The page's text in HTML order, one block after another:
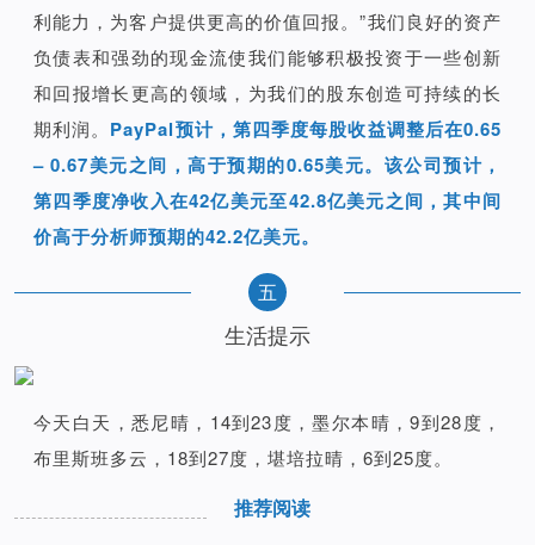
利能力，为客户提供更高的价值回报。”我们良好的资产
负债表和强劲的现金流使我们能够积极投资于一些创新
和回报增长更高的领域，为我们的股东创造可持续的长
期利润。 PayPal预计，第四季度每股收益调整后在0.65
– 0.67美元之间，高于预期的0.65美元。该公司预计，
第四季度净收入在42亿美元至42.8亿美元之间，其中间
价高于分析师预期的42.2亿美元。
五
生活提示
今天白天，悉尼晴，14到23度，墨尔本晴，9到28度，
布里斯班多云，18到27度，堪培拉晴，6到25度。
推荐阅读